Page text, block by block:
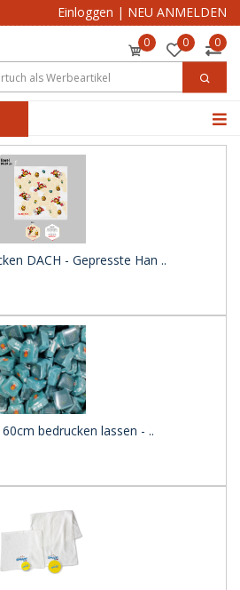
Einloggen | NEU ANMELDEN
0 0 0
DACH - Gepresste Han ..
bedrucken lassen - ..